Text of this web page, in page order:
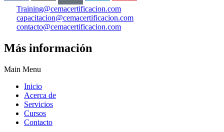
Training@cemacertificacion.com
capacitacion@cemacertificacion.com
contacto@cemacertificacion.com
Más información
Main Menu
Inicio
Acerca de
Servicios
Cursos
Contacto